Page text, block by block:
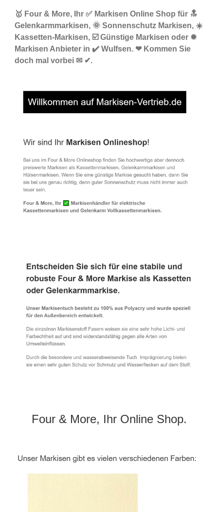
🥇 Four & More, Ihr ✅ Markisen Online Shop für 🔝
Gelenkarmmarkisen, 🌞 Sonnenschutz Markisen, ☀️
Kassetten-Markisen, ☑️ Günstige Markisen oder ✹
Markisen Anbieter in ✔️ Wulfsen. ❤ Kommen Sie
doch mal vorbei ✉ ✔.
Four & More, Ihr Online Shop.